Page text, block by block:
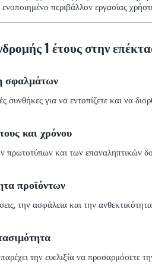
περιβάλλον εργασίας
1 έτους στην
σφαλμάτων
συνθήκες για να εντοπίζετε και να
και χρόνου
και των επαναληπτικών
προϊόντων
την ασφάλεια και την
την ευελιξία να προσαρμόσετε